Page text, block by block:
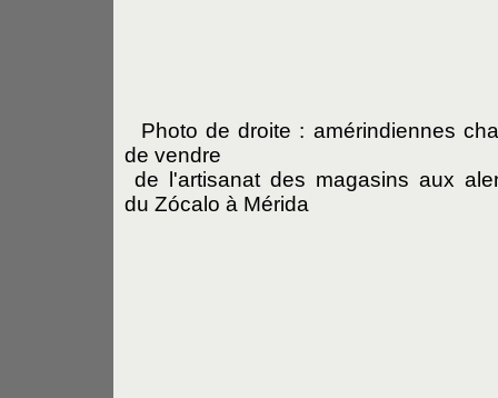
Photo de droite : amérindiennes
de vendre
de l'artisanat des magasins aux
du Zócalo à Mérida